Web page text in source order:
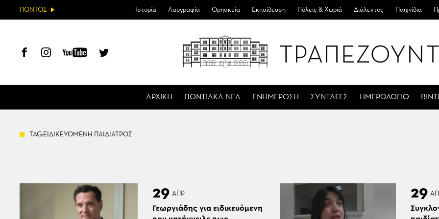
ΠΟΝΤΟΣ Ιστορία Λαογραφία Θρησκεία Εκπαίδευση Πόλεις & Χωριά Διάλεκτος Παιχνίδια
ΑΡΧΙΚΗ ΠΟΝΤΙΑΚΑ ΝΕΑ ΕΝΗΜΕΡΩΣΗ ΣΥΝΤΑΓΕΣ ΗΜΕΡΟΛΟΓΙΟ
TAG:ΕΙΔΙΚΕΥΟΜΕΝΗ ΠΑΙΔΙΑΤΡΟΣ
29 ΑΠΡ
Γεωργιάδης για ειδικευόμενη
29